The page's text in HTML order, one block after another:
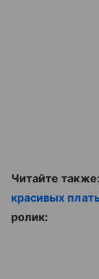
Читайте также:
красивых
ролик: